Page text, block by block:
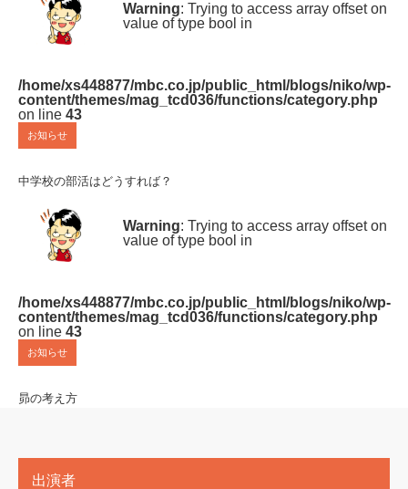
Warning: Trying to access array offset on
value of type bool in
/home/xs448877/mbc.co.jp/public_html/blogs/niko/wp-
content/themes/mag_tcd036/functions/category.php
on line 43
お知らせ
中学校の部活はどうすれば？
Warning: Trying to access array offset on
value of type bool in
/home/xs448877/mbc.co.jp/public_html/blogs/niko/wp-
content/themes/mag_tcd036/functions/category.php
on line 43
お知らせ
昴の考え方
出演者